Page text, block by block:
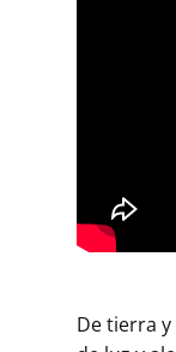
De tierra